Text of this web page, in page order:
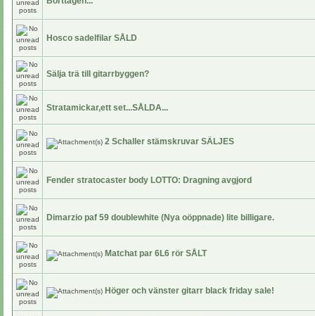
Hosco sadelfilar SÅLD
Sälja trä till gitarrbyggen?
Stratamickar,ett set...SÅLDA...
2 Schaller stämskruvar SÄLJES
Fender stratocaster body LOTTO: Dragning avgjord
Dimarzio paf 59 doublewhite (Nya oöppnade) lite billigare.
Matchat par 6L6 rör SÅLT
Höger och vänster gitarr black friday sale!